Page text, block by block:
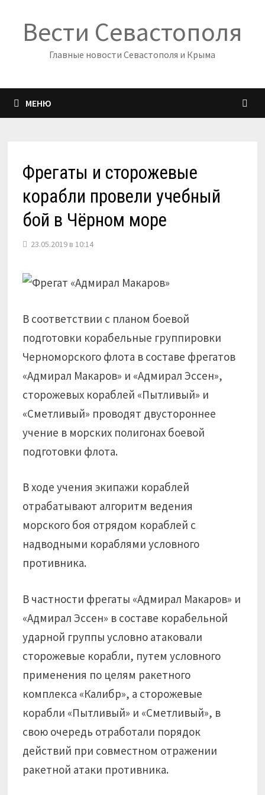
содержимому
Вести Севастополя
Главные новости Севастополя и Крыма
МЕНЮ
Фрегаты и сторожевые
корабли провели учебный
бой в Чёрном море
23.05.2019 в 10:14
В соответствии с планом боевой
подготовки корабельные группировки
Черноморского флота в составе фрегатов
«Адмирал Макаров» и «Адмирал Эссен»,
сторожевых кораблей «Пытливый» и
«Сметливый» проводят двустороннее
учение в морских полигонах боевой
подготовки флота.
В ходе учения экипажи кораблей
отрабатывают алгоритм ведения
морского боя отрядом кораблей с
надводными кораблями условного
противника.
В частности фрегаты «Адмирал Макаров» и
«Адмирал Эссен» в составе корабельной
ударной группы условно атаковали
сторожевые корабли, путем условного
применения по целям ракетного
комплекса «Калибр», а сторожевые
корабли «Пытливый» и «Сметливый», в
свою очередь отработали порядок
действий при совместном отражении
ракетной атаки противника.